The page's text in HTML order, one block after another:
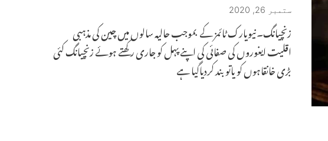
ستمبر 26, 2020
زنچیانگ۔نیویارک ٹائمز کے بموجب حالیہ سالوں میں چین کی مذہبی
اقلیت ایغوروں کی صفائی کی اپنے پہل کو جاری رکھتے ہوئے زنچیانگ کئی
بڑی خانقاہوں کو یاتو بند کردیاگیا ہے